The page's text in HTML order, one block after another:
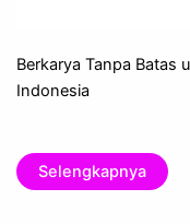
Berkarya Tanpa Batas
Indonesia
Selengkapnya